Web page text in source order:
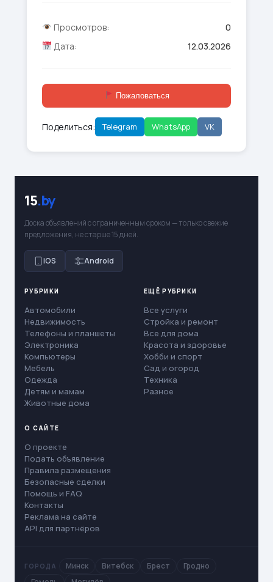
Просмотров:
0
Дата:
12.03.2026
Пожаловаться
Поделиться: Telegram WhatsApp VK
15.by
Доска объявлений с ограниченным сроком — только свежие
предложения, не старше 15 дней.
iOS Android
РУБРИКИ
Автомобили
Недвижимость
Телефоны и планшеты
Электроника
Компьютеры
Мебель
Одежда
Детям и мамам
Животные дома
ЕЩЁ РУБРИКИ
Все услуги
Стройка и ремонт
Все для дома
Красота и здоровье
Хобби и спорт
Сад и огород
Техника
Разное
О САЙТЕ
О проекте
Подать объявление
Правила размещения
Безопасные сделки
Помощь и FAQ
Контакты
Реклама на сайте
API для партнёров
ГОРОДА Минск Витебск Брест
Гродно